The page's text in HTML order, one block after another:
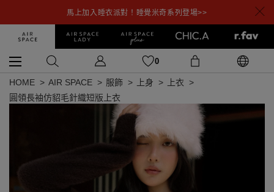
馬上加入睡衣派對！睡覺米奇系列登場>>
0
HOME AIR SPACE 服飾 上身
上衣
圓領長袖仿貂毛針織短版上衣